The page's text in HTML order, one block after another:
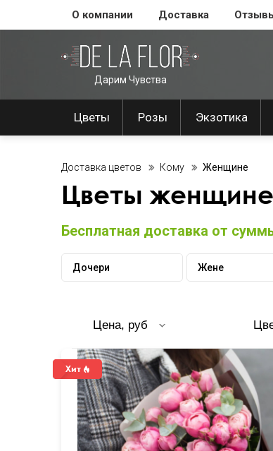
О компании Доставка
Дарим Чувства
Цветы Розы Экзотика
Доставка цветов Кому Женщине
Цветы женщине
Бесплатная доставка от
Дочери Жене
Цена, руб